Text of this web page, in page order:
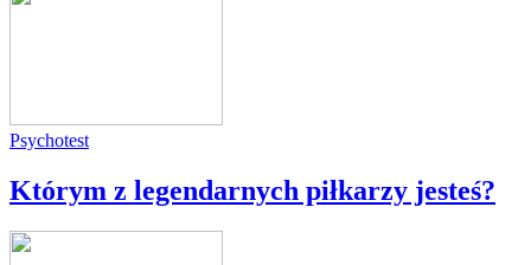
Psychotest
Którym z legendarnych piłkarzy jesteś?